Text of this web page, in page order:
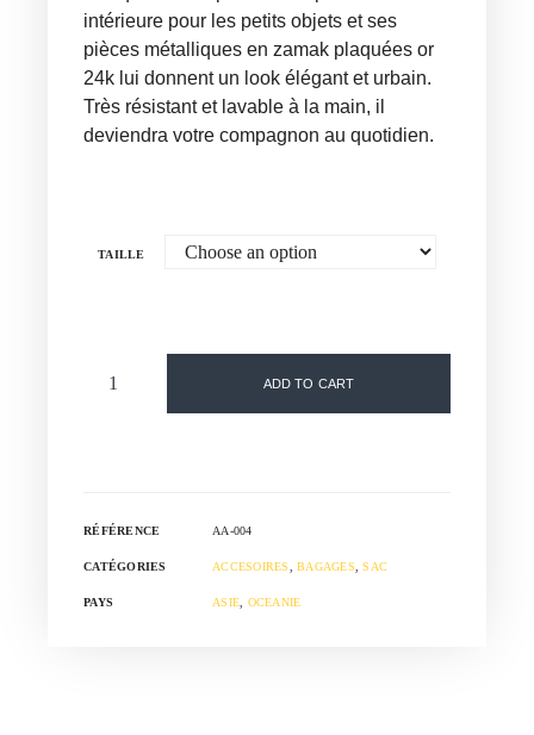
intérieure pour les petits objets et ses
pièces métalliques en zamak plaquées or
24k lui donnent un look élégant et urbain.
Très résistant et lavable à la main, il
deviendra votre compagnon au quotidien.
TAILLE
ADD TO CART
RÉFÉRENCE AA-004
CATÉGORIES ACCESOIRES BAGAGES ,SAC
PAYS ASIE OCEANIE